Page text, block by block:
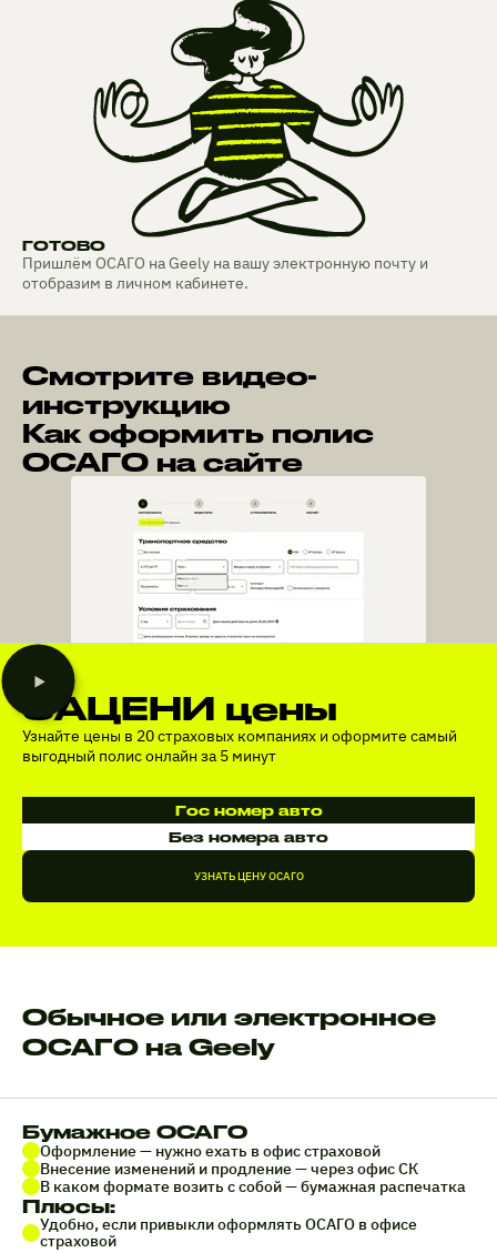
ГОТОВО
Пришлём ОСАГО на Geely на вашу электронную почту и
отобразим в личном кабинете.
Смотрите видео-
инструкцию
Как оформить полис
ОСАГО на сайте
ЗАЦЕНИ цены
Узнайте цены в 20 страховых компаниях и оформите самый
выгодный полис онлайн за 5 минут
Гос номер авто
Без номера авто
УЗНАТЬ ЦЕНУ ОСАГО
Обычное или электронное
ОСАГО на Geely
Бумажное ОСАГО
Оформление — нужно ехать в офис страховой
Внесение изменений и продление — через офис СК
В каком формате возить с собой — бумажная распечатка
Плюсы:
Удобно, если привыкли оформлять ОСАГО в офисе
страховой